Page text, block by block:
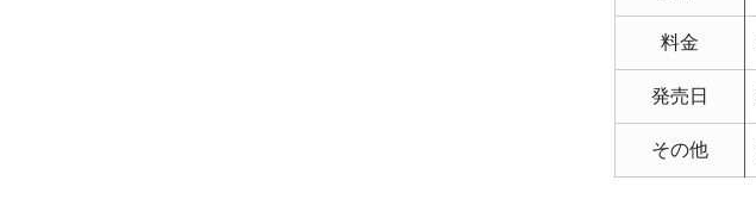
料金
発売日
その他